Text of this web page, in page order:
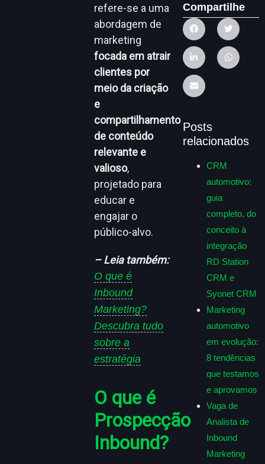
refere-se a uma
abordagem de
marketing
focada em atrair
clientes por
meio da criação
e
compartilhamento
de conteúdo
relevante e
valioso,
projetado para
educar e
engajar o
público-alvo.
– Leia também:
O que é
Inbound
Marketing?
Descubra tudo
sobre a
estratégia
O que é
Prospecção
Inbound?
Compartilhe
Posts
relacionados
CRM
automotivo:
guia
completo, do
conceito à
integração
RD Station
CRM e
Syonet CRM
Marketing
automotivo
em evolução:
8 tendências
que testamos
e aprovamos
Vaga de
Analista de
Inbound
Marketing